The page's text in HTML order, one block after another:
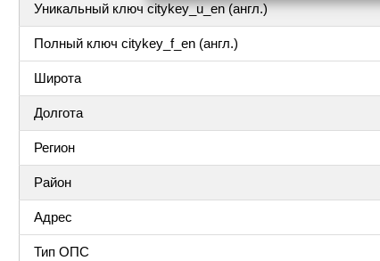
Уникальный ключ citykey_u_en (англ.)
Полный ключ citykey_f_en (англ.)
Широта
Долгота
Регион
Район
Адрес
Тип ОПС